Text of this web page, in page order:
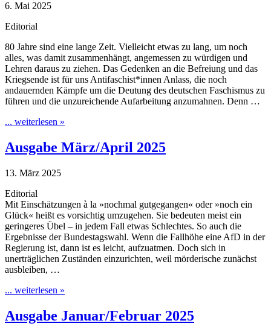
6. Mai 2025
Editorial
80 Jahre sind eine lange Zeit. Vielleicht etwas zu lang, um noch
alles, was damit zusammenhängt, angemessen zu würdigen und
Lehren daraus zu ziehen. Das Gedenken an die Befreiung und das
Kriegsende ist für uns Antifaschist*innen Anlass, die noch
andauernden Kämpfe um die Deutung des deutschen Faschismus zu
führen und die unzureichende Aufarbeitung anzumahnen. Denn …
... weiterlesen »
Ausgabe März/April 2025
13. März 2025
Editorial
Mit Einschätzungen à la »nochmal gutgegangen« oder »noch ein
Glück« heißt es vorsichtig umzugehen. Sie bedeuten meist ein
geringeres Übel – in jedem Fall etwas Schlechtes. So auch die
Ergebnisse der Bundestagswahl. Wenn die Fallhöhe eine AfD in der
Regierung ist, dann ist es leicht, aufzuatmen. Doch sich in
unerträglichen Zuständen einzurichten, weil mörderische zunächst
ausbleiben, …
... weiterlesen »
Ausgabe Januar/Februar 2025